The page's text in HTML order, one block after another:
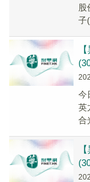
股
子
今
英
合